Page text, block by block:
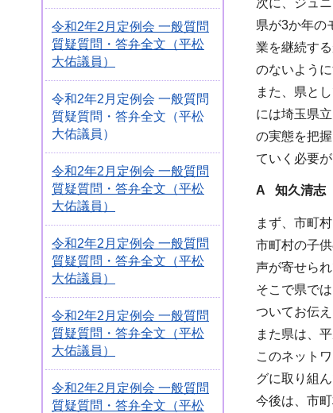
令和2年2月定例会 一般質問
質疑質問・答弁全文（平松
大佑議員）
令和2年2月定例会 一般質問
質疑質問・答弁全文（平松
大佑議員）
令和2年2月定例会 一般質問
質疑質問・答弁全文（平松
大佑議員）
令和2年2月定例会 一般質問
質疑質問・答弁全文（平松
大佑議員）
令和2年2月定例会 一般質問
質疑質問・答弁全文（平松
大佑議員）
令和2年2月定例会 一般質問
質疑質問・答弁全文（平松
県が3か年の
業を継続す
のないよう
また、県と
には埼玉県
の実態を把
ていく必要
A 知久清志
まず、市町
市町村の子
声が寄せられ
そこで県で
ついてお伝え
また県は、
このネット
グに取り組ん
今後は、市